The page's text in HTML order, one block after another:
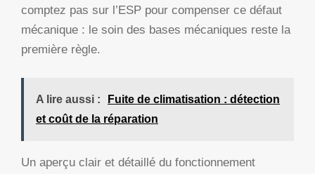
comptez pas sur l’ESP pour compenser ce défaut
mécanique : le soin des bases mécaniques reste la
première règle.
A lire aussi :
Fuite de climatisation : détection
et coût de la réparation
Un aperçu clair et détaillé du fonctionnement